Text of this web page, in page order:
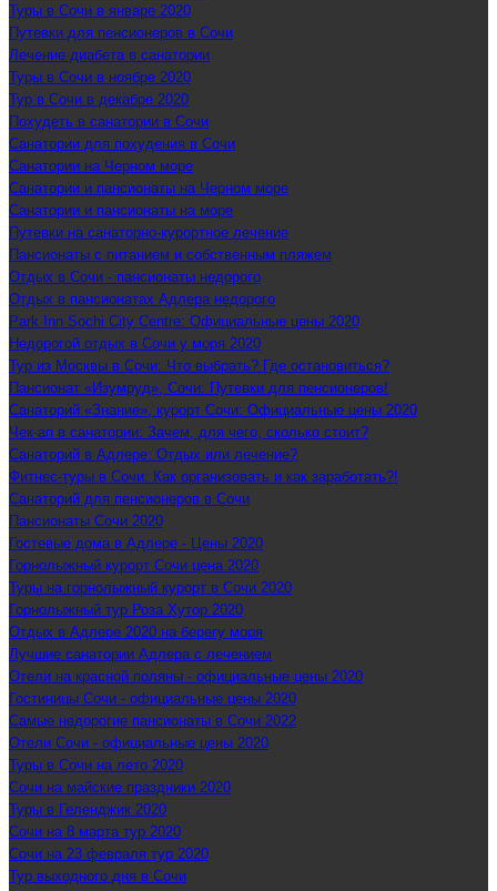
Туры в Сочи в январе 2020
Путевки для пенсионеров в Сочи
Лечение диабета в санатории
Туры в Сочи в ноябре 2020
Тур в Сочи в декабре 2020
Похудеть в санатории в Сочи
Санатории для похудения в Сочи
Санатории на Черном море
Санатории и пансионаты на Черном море
Санатории и пансионаты на море
Путевки на санаторно-курортное лечение
Пансионаты с питанием и собственным пляжем
Отдых в Сочи - пансионаты недорого
Отдых в пансионатах Адлера недорого
Park Inn Sochi City Centre: Официальные цены 2020
Недорогой отдых в Сочи у моря 2020
Тур из Москвы в Сочи: Что выбрать? Где остановиться?
Пансионат «Изумруд», Сочи: Путевки для пенсионеров!
Санаторий «Знание», курорт Сочи: Официальные цены 2020
Чек-ап в санатории: Зачем, для чего, сколько стоит?
Санаторий в Адлере: Отдых или лечение?
Фитнес-туры в Сочи: Как организовать и как заработать?!
Санаторий для пенсионеров в Сочи
Пансионаты Сочи 2020
Гостевые дома в Адлере - Цены 2020
Горнолыжный курорт Сочи цена 2020
Туры на горнолыжный курорт в Сочи 2020
Горнолыжный тур Роза Хутор 2020
Отдых в Адлере 2020 на берегу моря
Лучшие санатории Адлера с лечением
Отели на красной поляны - официальные цены 2020
Гостиницы Сочи - официальные цены 2020
Самые недорогие пансионаты в Сочи 2022
Отели Сочи - официальные цены 2020
Туры в Сочи на лето 2020
Сочи на майские праздники 2020
Туры в Геленджик 2020
Сочи на 8 марта тур 2020
Сочи на 23 февраля тур 2020
Тур выходного дня в Сочи